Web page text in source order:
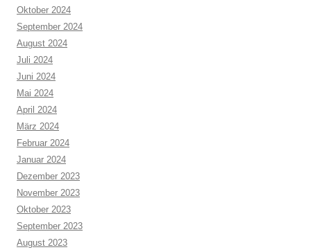
Oktober 2024
September 2024
August 2024
Juli 2024
Juni 2024
Mai 2024
April 2024
März 2024
Februar 2024
Januar 2024
Dezember 2023
November 2023
Oktober 2023
September 2023
August 2023